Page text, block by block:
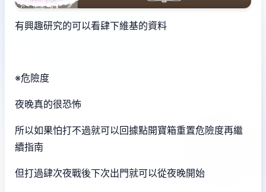
有興趣研究的可以看肆下維基的資料
※危險度
夜晚真的很恐怖
所以如果怕打不過就可以回據點開寶箱重置危險度再繼
續指南
但打過肆次夜戰後下次出門就可以從夜晚開始